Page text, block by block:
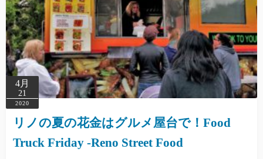
4月
21
2020
リノの夏の花金はグルメ屋台で！Food
Truck Friday -Reno Street Food